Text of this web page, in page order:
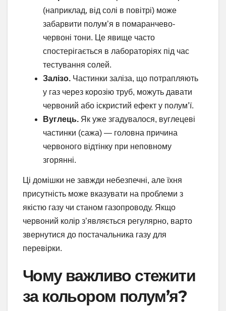
(наприклад, від солі в повітрі) може
забарвити полум’я в помаранчево-
червоні тони. Це явище часто
спостерігається в лабораторіях під час
тестування солей.
Залізо. Частинки заліза, що потрапляють
у газ через корозію труб, можуть давати
червоний або іскристий ефект у полум’ї.
Вуглець. Як уже згадувалося, вуглецеві
частинки (сажа) — головна причина
червоного відтінку при неповному
згорянні.
Ці домішки не завжди небезпечні, але їхня
присутність може вказувати на проблеми з
якістю газу чи станом газопроводу. Якщо
червоний колір з’являється регулярно, варто
звернутися до постачальника газу для
перевірки.
Чому важливо стежити
за кольором полум’я?